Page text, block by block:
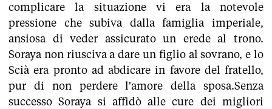
complicare la situazione vi era la notevole
pressione che subiva dalla famiglia imperiale,
ansiosa di veder assicurato un erede al trono.
Soraya non riusciva a dare un figlio al sovrano, e lo
Scià era pronto ad abdicare in favore del fratello,
pur di non perdere l'amore della sposa.Senza
successo Soraya si affidò alle cure dei migliori